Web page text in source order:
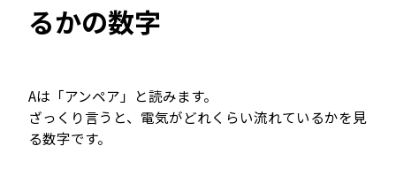
るかの数字
Aは「アンペア」と読みます。
ざっくり言うと、電気がどれくらい流れているかを見
る数字です。